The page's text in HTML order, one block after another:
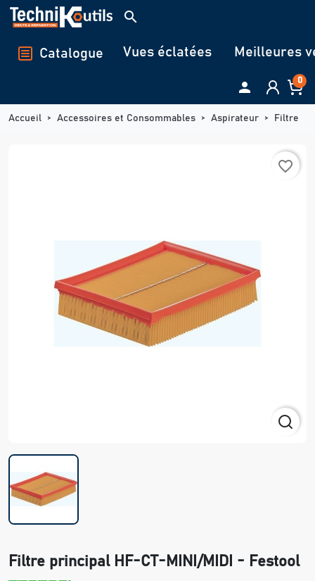
Panneau de gestion des cookies
search
Catalogue Vues éclatées Meilleures
 0
Accueil Accessoires et Consommables Aspirateur Filtre
favorite_border
Filtre principal HF-CT-MINI/MIDI - Festool